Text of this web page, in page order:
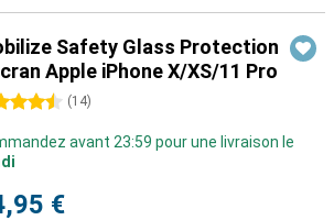
Safety Glass Protection
Apple iPhone X/XS/11 Pro
(14)
avant 23:59 pour une livraison le
€